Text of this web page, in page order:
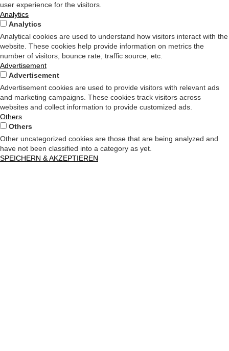
user experience for the visitors.
Analytics
Analytics
Analytical cookies are used to understand how visitors interact with the
website. These cookies help provide information on metrics the
number of visitors, bounce rate, traffic source, etc.
Advertisement
Advertisement
Advertisement cookies are used to provide visitors with relevant ads
and marketing campaigns. These cookies track visitors across
websites and collect information to provide customized ads.
Others
Others
Other uncategorized cookies are those that are being analyzed and
have not been classified into a category as yet.
SPEICHERN & AKZEPTIEREN